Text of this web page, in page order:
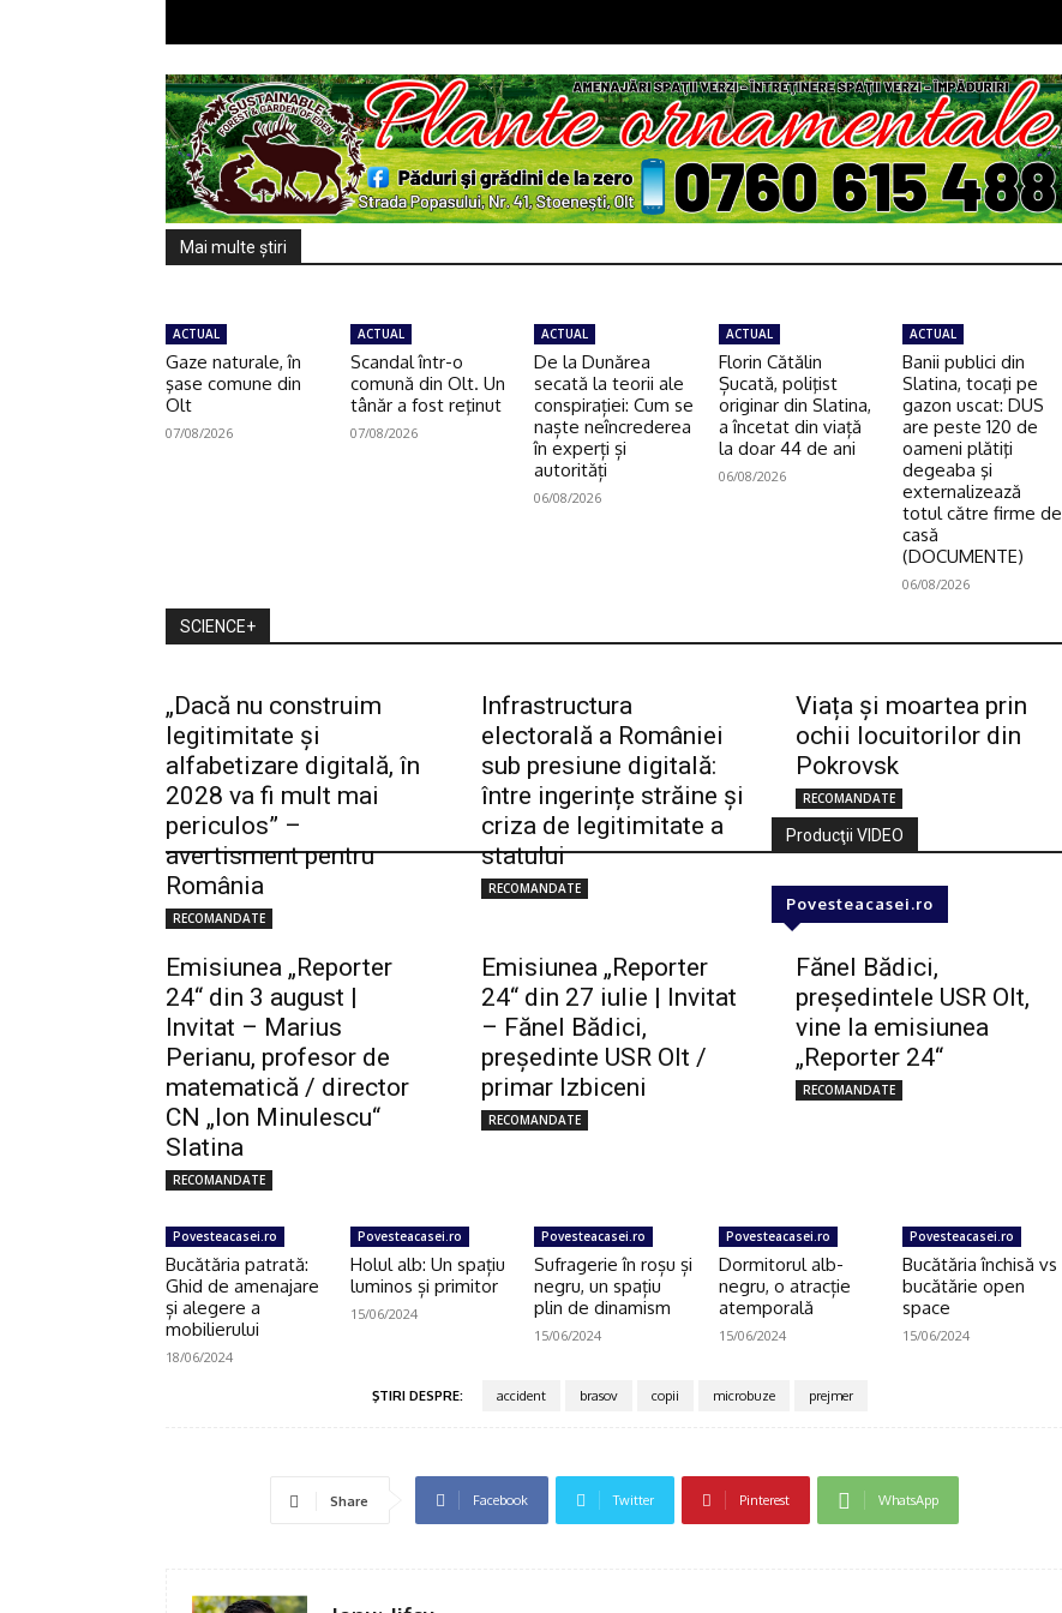
Mai multe ştiri
ACTUAL
Gaze naturale, în
şase comune din
Olt
07/08/2026
ACTUAL
Scandal într-o
comună din Olt. Un
tânăr a fost reţinut
07/08/2026
ACTUAL
De la Dunărea
secată la teorii ale
conspirației: Cum se
naște neîncrederea
în experți și
autorități
06/08/2026
ACTUAL
Florin Cătălin
Șucată, poliţist
originar din Slatina,
a încetat din viață
la doar 44 de ani
06/08/2026
ACTUAL
Banii publici din
Slatina, tocaţi pe
gazon uscat: DUS
are peste 120 de
oameni plătiţi
degeaba şi
externalizează
totul către firme de
casă
(DOCUMENTE)
06/08/2026
SCIENCE+
„Dacă nu construim
legitimitate și
alfabetizare digitală, în
2028 va fi mult mai
periculos” –
avertisment pentru
România
RECOMANDATE
Infrastructura
electorală a României
sub presiune digitală:
între ingerințe străine și
criza de legitimitate a
statului
RECOMANDATE
Viața și moartea prin
ochii locuitorilor din
Pokrovsk
RECOMANDATE
Producţii VIDEO
Emisiunea „Reporter
24“ din 3 august |
Invitat – Marius
Perianu, profesor de
matematică / director
CN „Ion Minulescu“
Slatina
RECOMANDATE
Emisiunea „Reporter
24“ din 27 iulie | Invitat
– Fănel Bădici,
preşedinte USR Olt /
primar Izbiceni
RECOMANDATE
Fănel Bădici,
preşedintele USR Olt,
vine la emisiunea
„Reporter 24“
RECOMANDATE
Povesteacasei.ro
Povesteacasei.ro
Bucătăria patrată:
Ghid de amenajare
și alegere a
mobilierului
18/06/2024
Povesteacasei.ro
Holul alb: Un spațiu
luminos și primitor
15/06/2024
Povesteacasei.ro
Sufragerie în roșu și
negru, un spațiu
plin de dinamism
15/06/2024
Povesteacasei.ro
Dormitorul alb-
negru, o atracție
atemporală
15/06/2024
Povesteacasei.ro
Bucătăria închisă vs
bucătărie open
space
15/06/2024
ŞTIRI DESPRE: accident brasov copii microbuze prejmer
Share Facebook Twitter Pinterest WhatsApp